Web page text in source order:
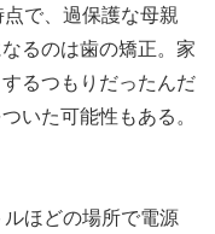
で、過保護な母親
るのは歯の矯正。家
るつもりだったんだ
いた可能性もある。
ほどの場所で電源